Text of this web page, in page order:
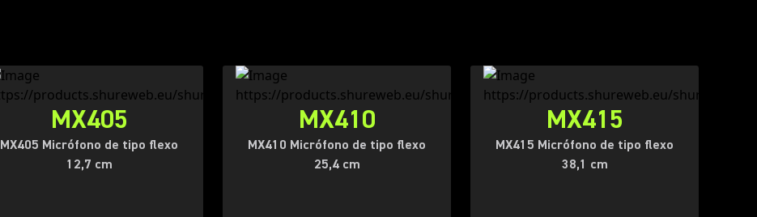
MX405
MX405 Micrófono de tipo flexo
12,7 cm
MX410
MX410 Micrófono de tipo flexo
25,4 cm
MX415
MX415 Micrófono de tipo flexo
38,1 cm